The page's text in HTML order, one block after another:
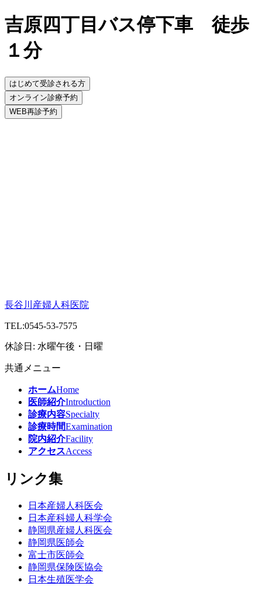
吉原四丁目バス停下車 徒歩
１分
長谷川産婦人科医院
TEL:0545-53-7575
休診日: 水曜午後・日曜
共通メニュー
ホームHome
医師紹介Introduction
診療内容Specialty
診療時間Examination
院内紹介Facility
アクセスAccess
リンク集
日本産婦人科医会
日本産科婦人科学会
静岡県産婦人科医会
静岡県医師会
富士市医師会
静岡県保険医協会
日本生殖医学会